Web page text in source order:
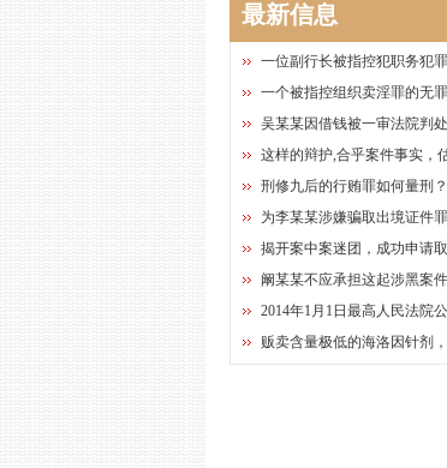
最新信息
一位副行长被指控犯职务犯
一个被指控组织卖淫罪的无
吴某某因借钱被一审法院判
这样的辩护,合乎案件事实，
刑修九后的行贿罪如何量刑？
为李某某涉嫌骗取出境证件
揭开案中案迷团，成功申请
阚某某不应承担这起涉黑案
2014年1月1日最高人民法院
贩卖含量极低的海洛因针剂